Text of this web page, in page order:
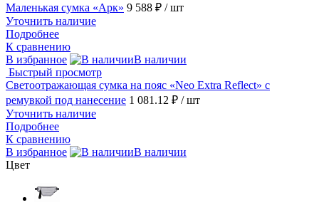
Маленькая сумка «Арк» 9 588 ₽ / шт
Уточнить наличие
Подробнее
К сравнению
В избранное
В наличии
Быстрый просмотр
Светоотражающая сумка на пояс «Neo Extra Reflect» с
ремувкой под нанесение 1 081.12 ₽ / шт
Уточнить наличие
Подробнее
К сравнению
В избранное
В наличии
Цвет